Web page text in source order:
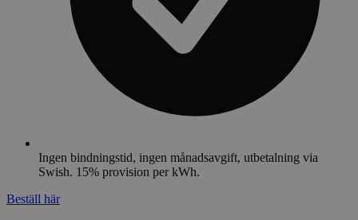
Ingen bindningstid, ingen månadsavgift, utbetalning via
Swish. 15% provision per kWh.
Beställ här